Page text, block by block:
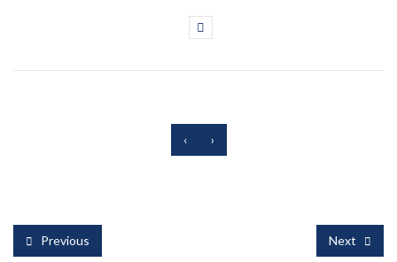
‹ ›
Previous Next